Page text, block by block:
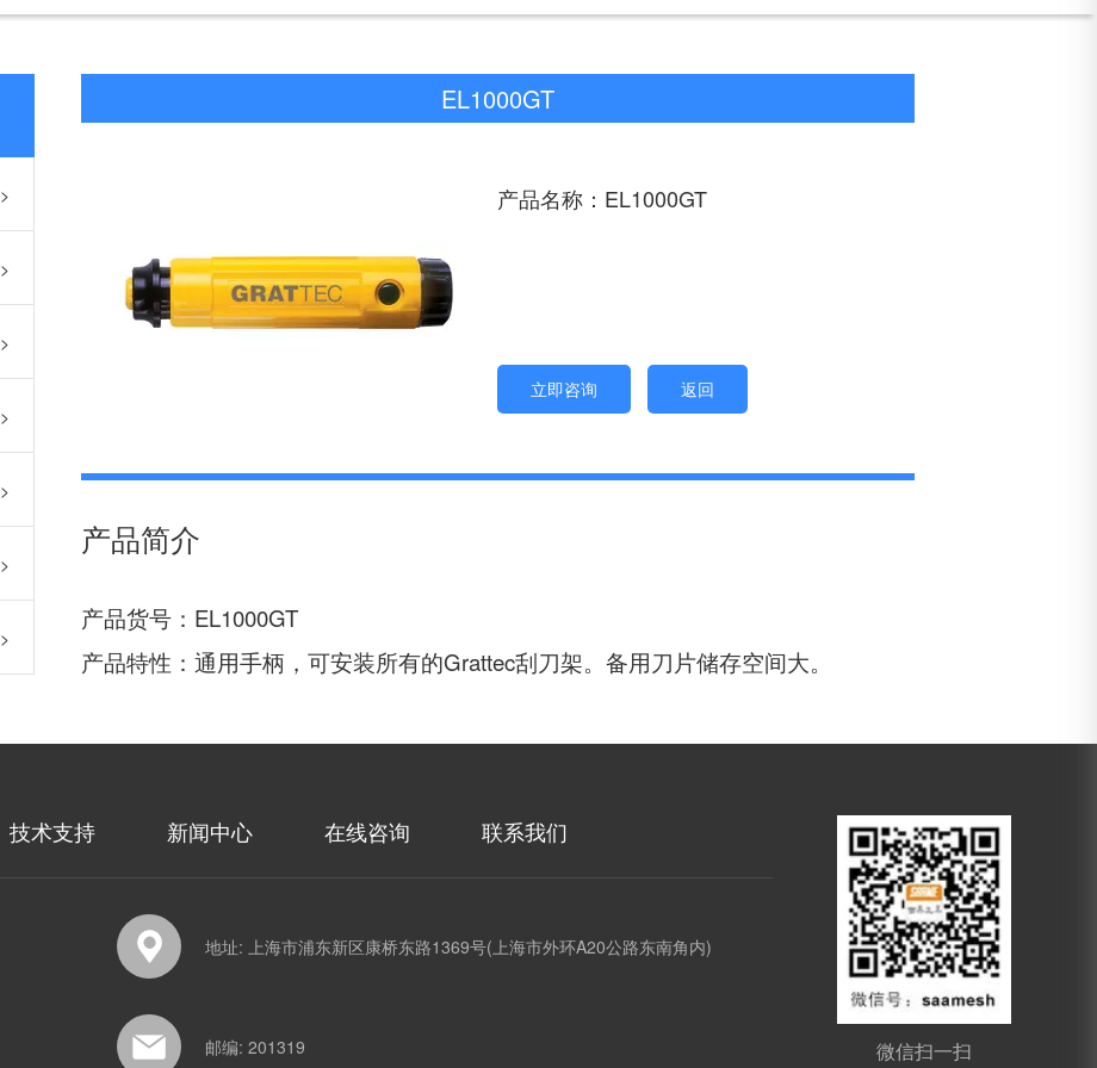
>
>
>
>
>
>
>
EL1000GT
产品名称：EL1000GT
立即咨询 返回
产品简介
产品货号：EL1000GT
产品特性：通用手柄，可安装所有的Grattec刮刀架。备用刀片储存空间大。
技术支持 新闻中心 在线咨询 联系我们
地址: 上海市浦东新区康桥东路1369号(上海市外环A20公路东南角内)
邮编: 201319 微信扫一扫